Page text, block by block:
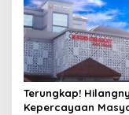
Terungkap!
Kepercayaan